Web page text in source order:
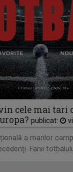
evitarea
cele mai tari
a marilor